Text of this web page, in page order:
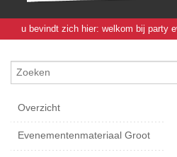
u bevindt zich hier: welkom bij party
Overzicht
Evenementenmateriaal Groot